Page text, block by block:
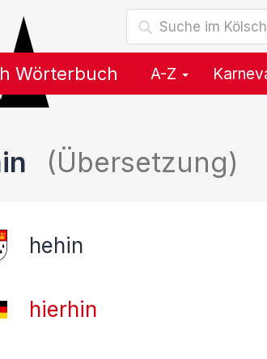
Wörterbuch A-Z
(Übersetzung)
hehin
hierhin